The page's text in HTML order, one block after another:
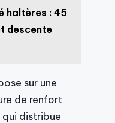
haltères : 45
descente
sur une
de renfort
distribue